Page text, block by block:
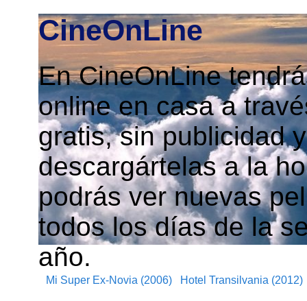
CineOnLine
En CineOnLine
online en casa a
gratis, sin publicidad
descargártelas a la
podrás ver nuevas
todos los días de la
año.
Mi Super Ex-Novia (2006) Hotel Transilvania (2012)